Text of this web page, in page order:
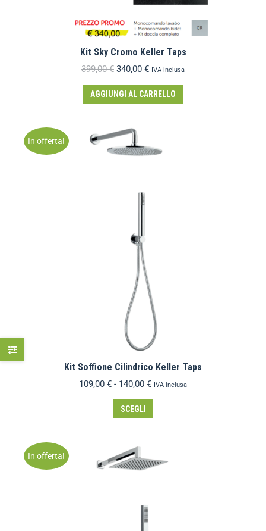
Kit Sky Cromo Keller Taps
399,00€ 340,00 € IVA inclusa
AGGIUNGI AL CARRELLO
In offerta!
Kit Soffione Cilindrico Keller Taps
109,00 € - 140,00 € IVA inclusa
SCEGLI
In offerta!